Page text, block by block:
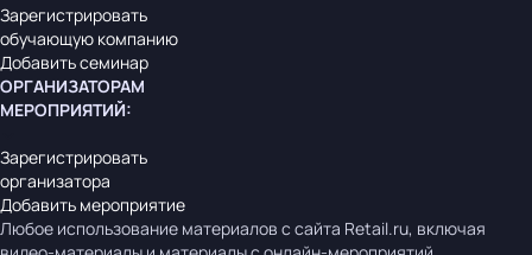
Зарегистрировать
обучающую компанию
Добавить семинар
ОРГАНИЗАТОРАМ
МЕРОПРИЯТИЙ:
Зарегистрировать
организатора
Добавить мероприятие
Любое использование материалов с сайта Retail.ru, включая